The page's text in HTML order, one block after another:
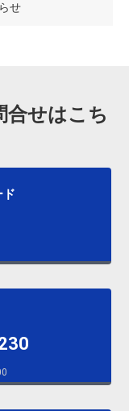
せ
合せはこち
ド